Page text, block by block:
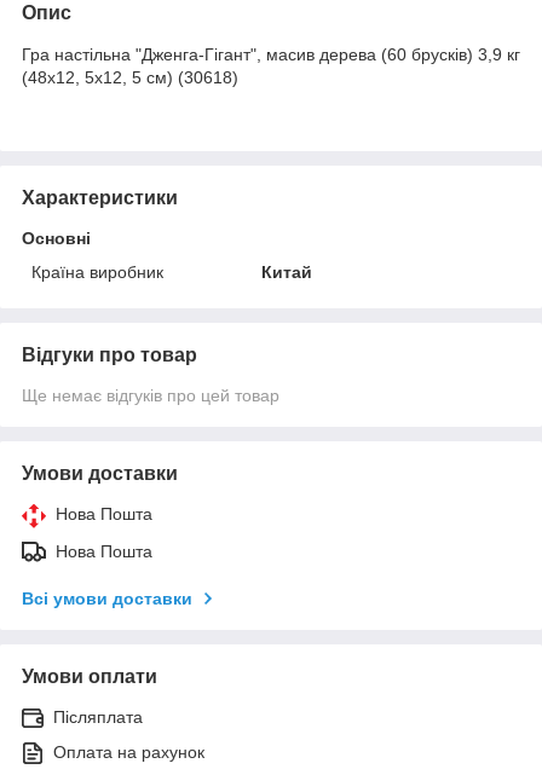
Опис
Гра настільна "Дженга-Гігант", масив дерева (60 брусків) 3,9 кг
(48х12, 5х12, 5 см) (30618)
Характеристики
Основні
Країна виробник
Китай
Відгуки про товар
Ще немає відгуків про цей товар
Умови доставки
Нова Пошта
Нова Пошта
Всі умови доставки
Умови оплати
Післяплата
Оплата на рахунок